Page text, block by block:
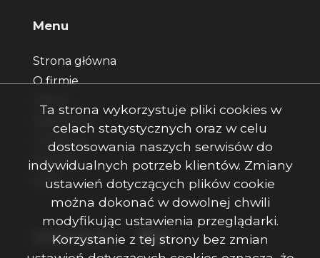
Menu
Strona główna
O firmie
Zgłoszenia
Ulubione
Kontakt
Rodo
Social Media Facebook
Facebook
Facebook
Ta strona wykorzystuje pliki cookies w
celach statystycznych oraz w celu
dostosowania naszych serwisów do
indywidualnych potrzeb klientów. Zmiany
ustawień dotyczących plików cookie
można dokonać w dowolnej chwili
modyfikując ustawienia przeglądarki.
Korzystanie z tej strony bez zmian